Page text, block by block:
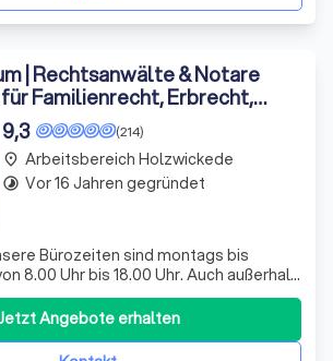
| Rechtsanwälte & Notare
Familienrecht, Erbrecht,
(214)
9,3
Bürozeiten sind montags bis
8.00 Uhr bis 18.00 Uhr. Auch außerhalb
ist eine Terminvereinbarung
möglich. Beurkundungen können
insbesondere auch nach 18.00 Uhr
Angebote erhalten
place Arbeitsbereich Holzwickede
timelapse Vor 16 Jahren gegründet